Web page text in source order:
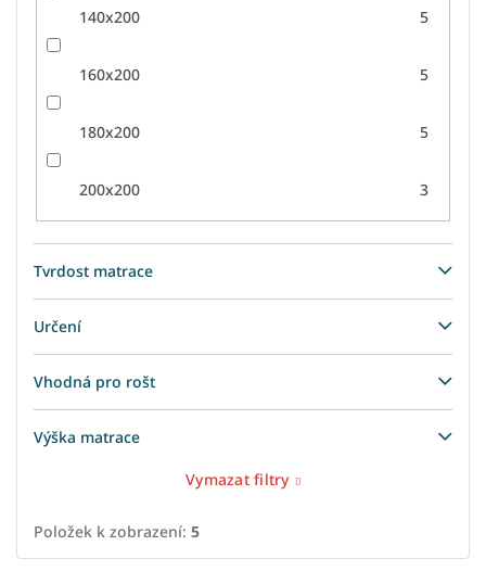
140x200 5
160x200 5
180x200 5
200x200 3
Tvrdost matrace
Určení
Vhodná pro rošt
Výška matrace
Vymazat filtry
Položek k zobrazení: 5